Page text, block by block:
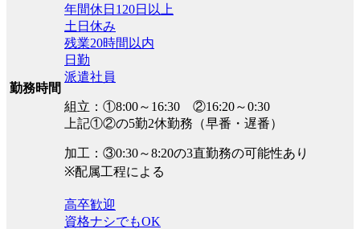
勤務時間
年間休日120日以上
土日休み
残業20時間以内
日勤
派遣社員
組立：①8:00～16:30 ②16:20～0:30
上記①②の5勤2休勤務（早番・遅番）
加工：③0:30～8:20の3直勤務の可能性あり
※配属工程による
高卒歓迎
資格ナシでもOK